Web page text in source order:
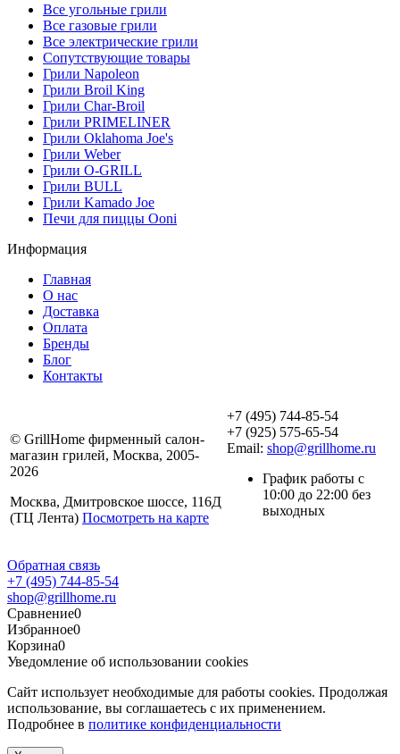
Все угольные грили
Все газовые грили
Все электрические грили
Сопутствующие товары
Грили Napoleon
Грили Broil King
Грили Char-Broil
Грили PRIMELINER
Грили Oklahoma Joe's
Грили Weber
Грили O-GRILL
Грили BULL
Грили Kamado Joe
Печи для пиццы Ooni
Информация
Главная
О нас
Доставка
Оплата
Бренды
Блог
Контакты
© GrillHome фирменный салон-
магазин грилей, Москва, 2005-
2026
Москва, Дмитровское шоссе, 116Д
(ТЦ Лента) Посмотреть на карте
+7 (495) 744-85-54
+7 (925) 575-65-54
Email: shop@grillhome.ru
График работы с
10:00 до 22:00 без
выходных
Обратная связь
+7 (495) 744-85-54
shop@grillhome.ru
Сравнение0
Избранное0
Корзина0
Уведомление об использовании cookies
Сайт использует необходимые для работы cookies. Продолжая
использование, вы соглашаетесь с их применением.
Подробнее в политике конфиденциальности